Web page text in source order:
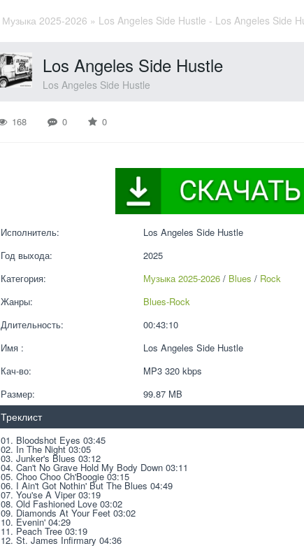
Музыка 2025-2026 » Los Angeles Side Hustle - Los Angeles Side
Los Angeles Side Hustle
Los Angeles Side Hustle
168 0 0
Исполнитель:
Los Angeles Side Hustle
Год выхода:
2025
Категория:
Музыка 2025-2026 / Blues / Rock
Жанры:
Blues-Rock
Длительность:
00:43:10
Имя :
Los Angeles Side Hustle
Кач-во:
MP3 320 kbps
Размер:
99.87 MB
Треклист
01. Bloodshot Eyes 03:45
02. In The Night 03:05
03. Junker's Blues 03:12
04. Can't No Grave Hold My Body Down 03:11
05. Choo Choo Ch'Boogie 03:15
06. I Ain't Got Nothin' But The Blues 04:49
07. You'se A Viper 03:19
08. Old Fashioned Love 03:02
09. Diamonds At Your Feet 03:02
10. Evenin' 04:29
11. Peach Tree 03:19
12. St. James Infirmary 04:36